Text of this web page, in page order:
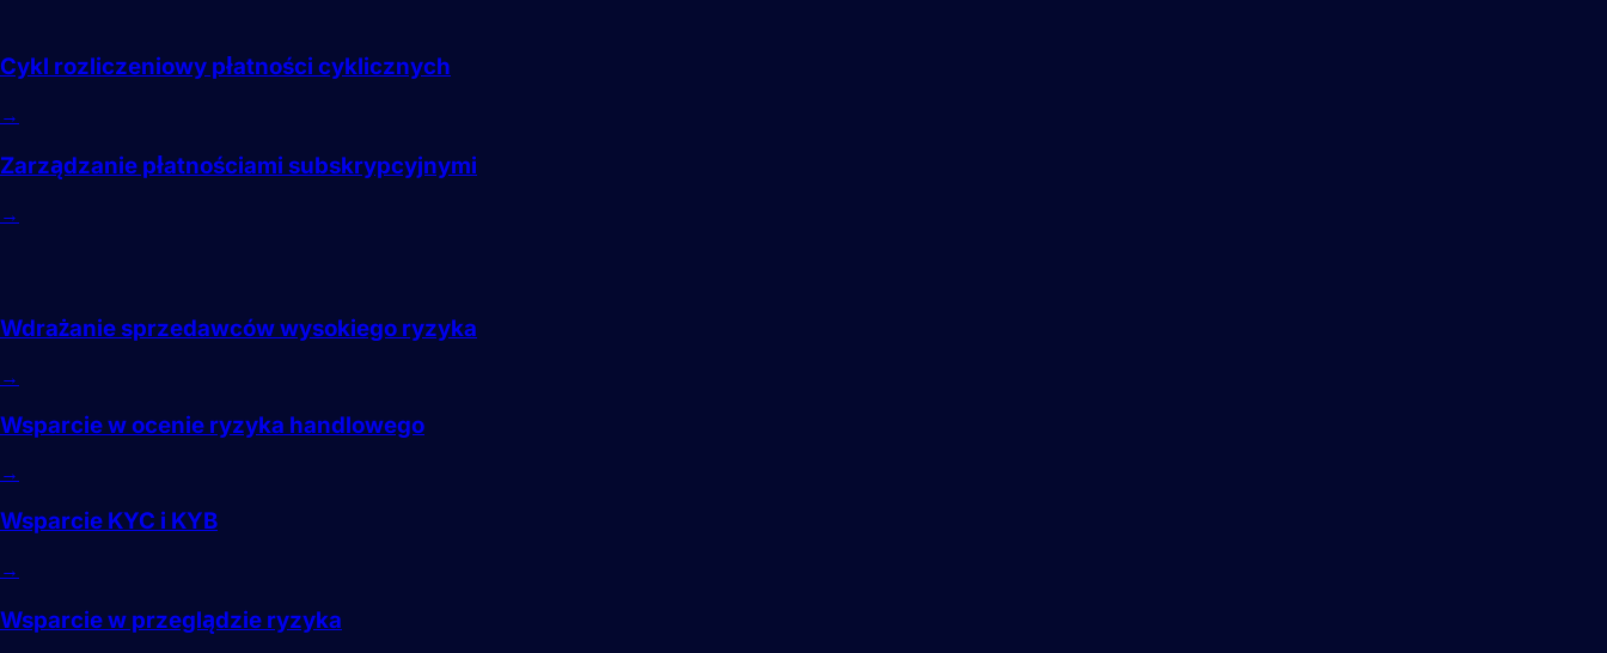
Cykl rozliczeniowy płatności cyklicznych
→
Zarządzanie płatnościami subskrypcyjnymi
→
Wdrażanie sprzedawców wysokiego ryzyka
→
Wsparcie w ocenie ryzyka handlowego
→
Wsparcie KYC i KYB
→
Wsparcie w przeglądzie ryzyka